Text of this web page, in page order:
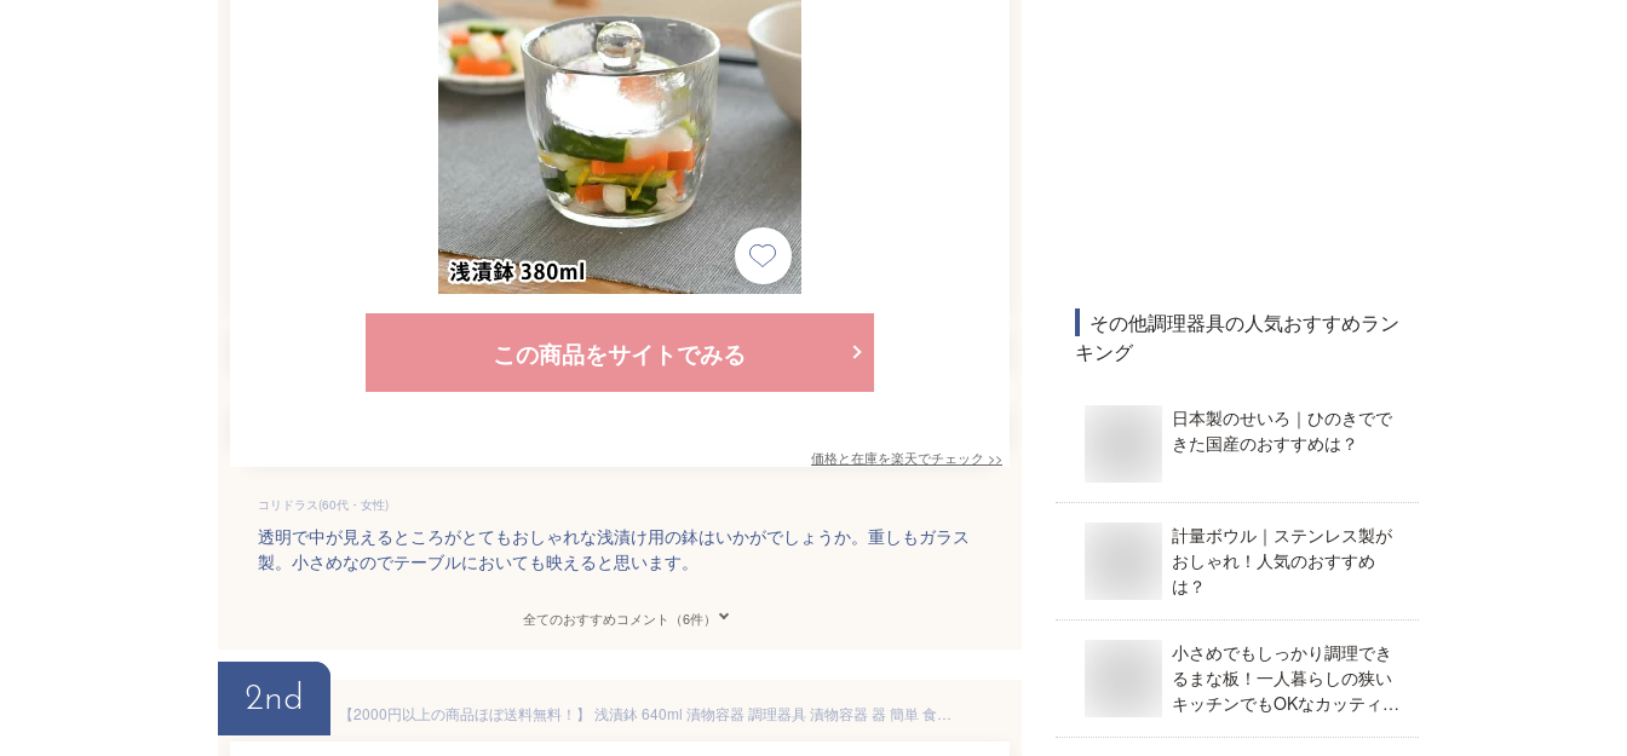
この商品をサイトでみる
価格と在庫を楽天でチェック >>
コリドラス(60代・女性)
透明で中が見えるところがとてもおしゃれな浅漬け用の鉢はいかがでしょうか。重しもガラス
製。小さめなのでテーブルにおいても映えると思います。
全てのおすすめコメント（6件）
2nd
その他調理器具の人気おすすめラン
キング
日本製のせいろ｜ひのきでで
きた国産のおすすめは？
計量ボウル｜ステンレス製が
おしゃれ！人気のおすすめ
は？
小さめでもしっかり調理でき
るまな板！一人暮らしの狭い
キッチンでもOKなカッティン